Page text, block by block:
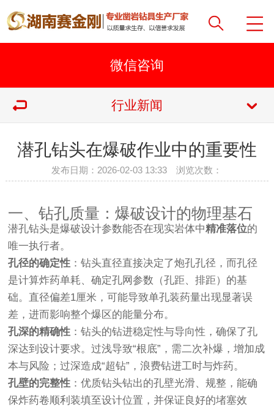
行业新闻
潜孔钻头在爆破作业中的重要性
发布日期：2026-02-03 13:33 浏览次数：
一、钻孔质量：爆破设计的物理基石
潜孔钻头是爆破设计参数能否在现实岩体中精准落位的
唯一执行者。
孔径的确定性 ：钻头直径直接决定了炮孔孔径，而孔径
是计算炸药单耗、确定孔网参数（孔距、排距）的基
础。直径偏差1厘米，可能导致单孔装药量出现显著误
差，进而影响整个爆区的能量分布。
孔深的精确性 ：钻头的钻进稳定性与导向性，确保了孔
深达到设计要求。过浅导致“根底”，需二次补爆，增加成
本与风险；过深造成“超钻”，浪费钻进工时与炸药。
孔壁的完整性 ：优质钻头钻出的孔壁光滑、规整，能确
保炸药卷顺利装填至设计位置，并保证良好的堵塞效